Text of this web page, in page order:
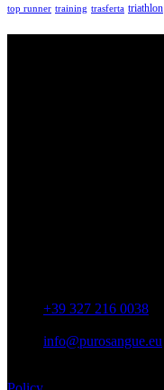
top runner training trasferta triathlon
+39 327 216 0038
info@purosangue.eu